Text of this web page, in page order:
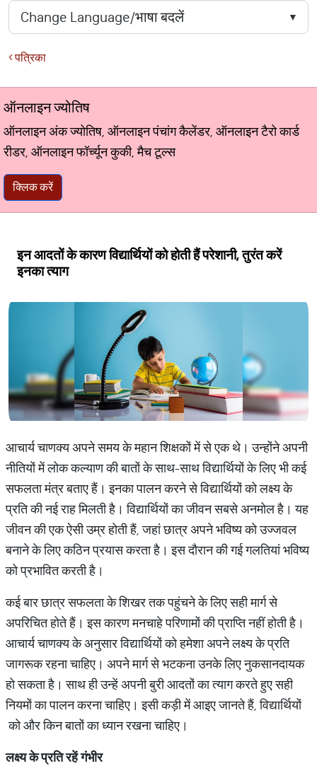
पत्रिका
ऑनलाइन ज्योतिष
ऑनलाइन अंक ज्योतिष, ऑनलाइन पंचांग कैलेंडर, ऑनलाइन टैरो कार्ड
रीडर, ऑनलाइन फॉर्च्यून कुकी, मैच टूल्स
क्लिक करें
इन आदतों के कारण विद्यार्थियों को होती हैं परेशानी, तुरंत करें
इनका त्याग
आचार्य चाणक्य अपने समय के महान शिक्षकों में से एक थे। उन्होंने अपनी
नीतियों में लोक कल्याण की बातों के साथ-साथ विद्यार्थियों के लिए भी कई
सफलता मंत्र बताए हैं। इनका पालन करने से विद्यार्थियों को लक्ष्य के
प्रति की नई राह मिलती है। विद्यार्थियों का जीवन सबसे अनमोल है। यह
जीवन की एक ऐसी उम्र होती हैं, जहां छात्र अपने भविष्य को उज्जवल
बनाने के लिए कठिन प्रयास करता है। इस दौरान की गई गलतियां भविष्य
को प्रभावित करती है।
कई बार छात्र सफलता के शिखर तक पहुंचने के लिए सही मार्ग से
अपरिचित होते हैं। इस कारण मनचाहे परिणामों की प्राप्ति नहीं होती है।
आचार्य चाणक्य के अनुसार विद्यार्थियों को हमेशा अपने लक्ष्य के प्रति
जागरूक रहना चाहिए। अपने मार्ग से भटकना उनके लिए नुकसानदायक
हो सकता है। साथ ही उन्हें अपनी बुरी आदतों का त्याग करते हुए सही
नियमों का पालन करना चाहिए। इसी कड़ी में आइए जानते हैं, विद्यार्थियों
को और किन बातों का ध्यान रखना चाहिए।
लक्ष्यकेप्रतिरहेंगंभीर